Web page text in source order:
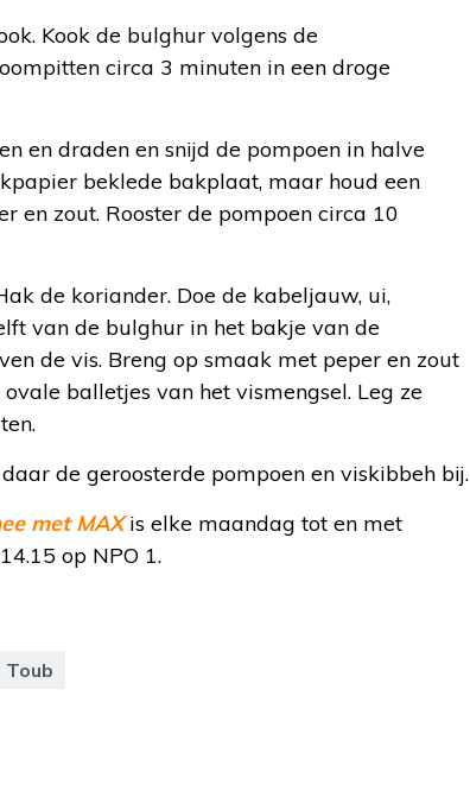
Kook de bulghur volgens de
circa 3 minuten in een droge
en draden en snijd de pompoen in halve
beklede bakplaat, maar houd een
en zout. Rooster de pompoen circa 10
de koriander. Doe de kabeljauw, ui,
van de bulghur in het bakje van de
de vis. Breng op smaak met peper en zout
balletjes van het vismengsel. Leg ze
de geroosterde pompoen en viskibbeh bij.
met MAXis elke maandag tot en met
op NPO 1.
Toub